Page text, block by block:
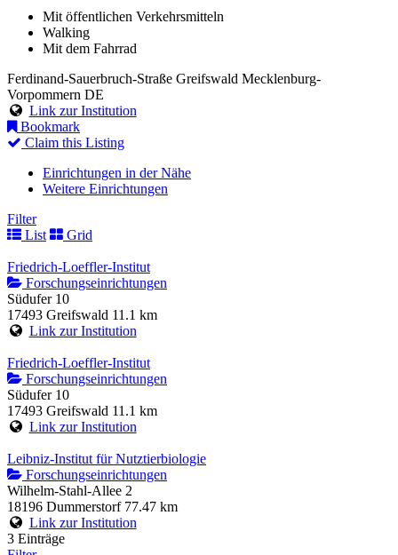
Mit öffentlichen Verkehrsmitteln
Walking
Mit dem Fahrrad
Ferdinand-Sauerbruch-Straße Greifswald Mecklenburg-
Vorpommern DE
Link zur Institution
Bookmark
Claim this Listing
Einrichtungen in der Nähe
Weitere Einrichtungen
Filter
List
Grid
Friedrich-Loeffler-Institut
Forschungseinrichtungen
Südufer 10
17493 Greifswald 11.1 km
Link zur Institution
Friedrich-Loeffler-Institut
Forschungseinrichtungen
Südufer 10
17493 Greifswald 11.1 km
Link zur Institution
Leibniz-Institut für Nutztierbiologie
Forschungseinrichtungen
Wilhelm-Stahl-Allee 2
18196 Dummerstorf 77.47 km
Link zur Institution
3 Einträge